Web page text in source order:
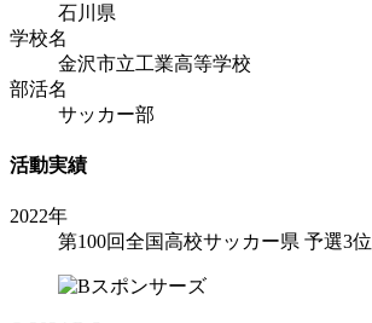
石川県
学校名
金沢市立工業高等学校
部活名
サッカー部
活動実績
2022年
第100回全国高校サッカー県 予選3位